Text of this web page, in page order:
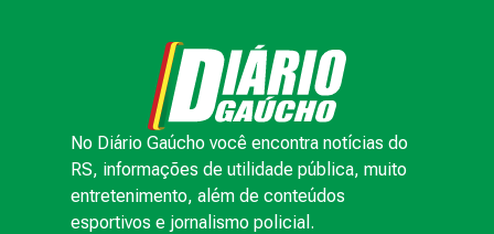
No Diário Gaúcho você encontra notícias do
RS, informações de utilidade pública, muito
entretenimento, além de conteúdos
esportivos e jornalismo policial.